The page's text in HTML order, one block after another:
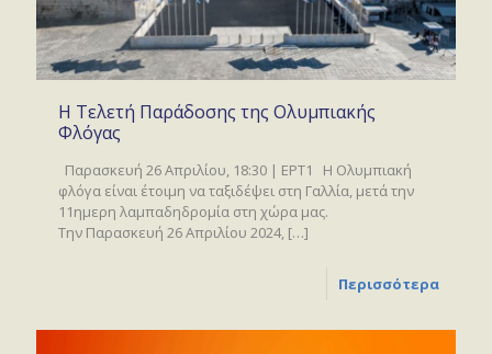
Η Τελετή Παράδοσης της Ολυμπιακής
Φλόγας
Παρασκευή 26 Απριλίου, 18:30 | ΕΡΤ1 Η Ολυμπιακή
φλόγα είναι έτοιμη να ταξιδέψει στη Γαλλία, μετά την
11ημερη λαμπαδηδρομία στη χώρα μας.
Την Παρασκευή 26 Απριλίου 2024, […]
Περισσότερα